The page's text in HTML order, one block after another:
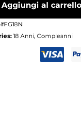
Aggiungi al carrello
18 Anni, Compleanni